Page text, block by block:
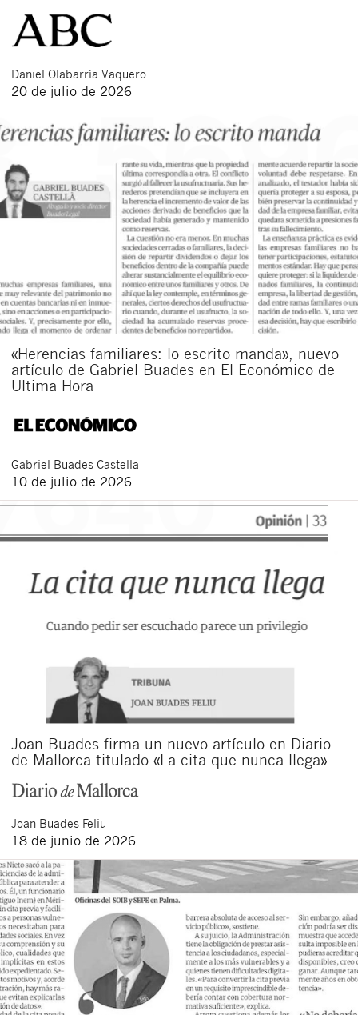
Daniel Olabarría Vaquero
20 de julio de 2026
«Herencias familiares: lo escrito manda», nuevo
artículo de Gabriel Buades en El Económico de
Ultima Hora
Gabriel Buades Castella
10 de julio de 2026
Joan Buades firma un nuevo artículo en Diario
de Mallorca titulado «La cita que nunca llega»
Joan Buades Feliu
18 de junio de 2026